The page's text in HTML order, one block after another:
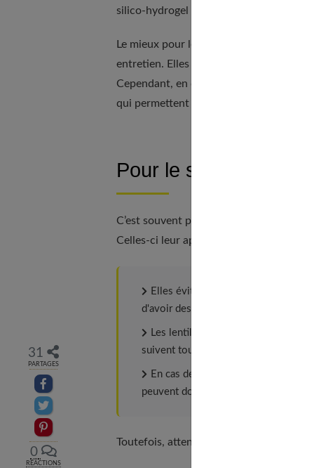
31
PARTAGES
Partager sur facebook
Partager sur Twitter
Epingler sur Pinterest
0
RÉACTIONS
silico-hydrogel permettent une bonne
Le mieux pour les jeunes est, de toute
entretien. Elles représentent vraiment
Cependant, en cas de myopie
qui permettent de stopper l'évolution de
Pour le sport : C’est
C’est souvent par le biais de la
Celles-ci leur apportent de réels
Elles évitent tout risque de briser
d'avoir des lunettes qui glissent en
Les lentilles apportent une
suivent toujours les mouvements
En cas de mauvais temps, la pluie,
peuvent donc pas obstruer la vue.
Toutefois, attention à ne pas prendre